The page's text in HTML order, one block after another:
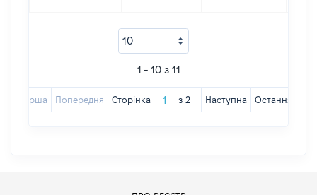
1 - 10 з 11
Перша Попередня Сторінка з 2 Наступна Остання